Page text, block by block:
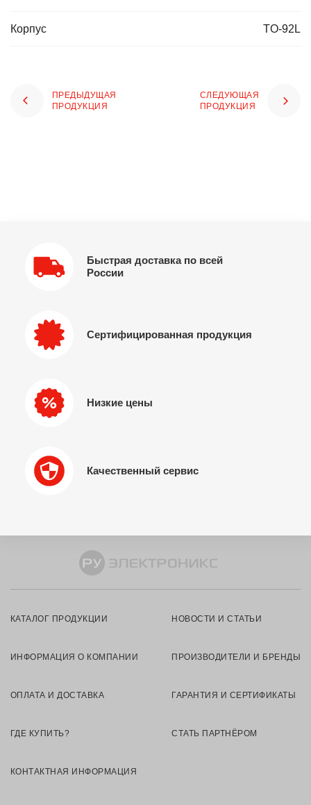
Корпус TO-92L
ПРЕДЫДУЩАЯ
ПРОДУКЦИЯ
СЛЕДУЮЩАЯ
ПРОДУКЦИЯ
Быстрая доставка по всей
России
Сертифицированная продукция
Низкие цены
Качественный сервис
КАТАЛОГ ПРОДУКЦИИ НОВОСТИ И СТАТЬИ
ИНФОРМАЦИЯ О КОМПАНИИ ПРОИЗВОДИТЕЛИ И БРЕНДЫ
ОПЛАТА И ДОСТАВКА ГАРАНТИЯ И СЕРТИФИКАТЫ
ГДЕ КУПИТЬ? СТАТЬ ПАРТНЁРОМ
КОНТАКТНАЯ ИНФОРМАЦИЯ